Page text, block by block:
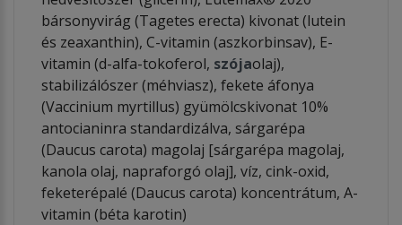
bársonyvirág (Tagetes erecta) kivonat (lutein
és zeaxanthin), C-vitamin (aszkorbinsav), E-
vitamin (d-alfa-tokoferol, szójaolaj),
stabilizálószer (méhviasz), fekete áfonya
(Vaccinium myrtillus) gyümölcskivonat 10%
antocianinra standardizálva, sárgarépa
(Daucus carota) magolaj [sárgarépa magolaj,
kanola olaj, napraforgó olaj], víz, cink-oxid,
feketerépalé (Daucus carota) koncentrátum, A-
vitamin (béta karotin)